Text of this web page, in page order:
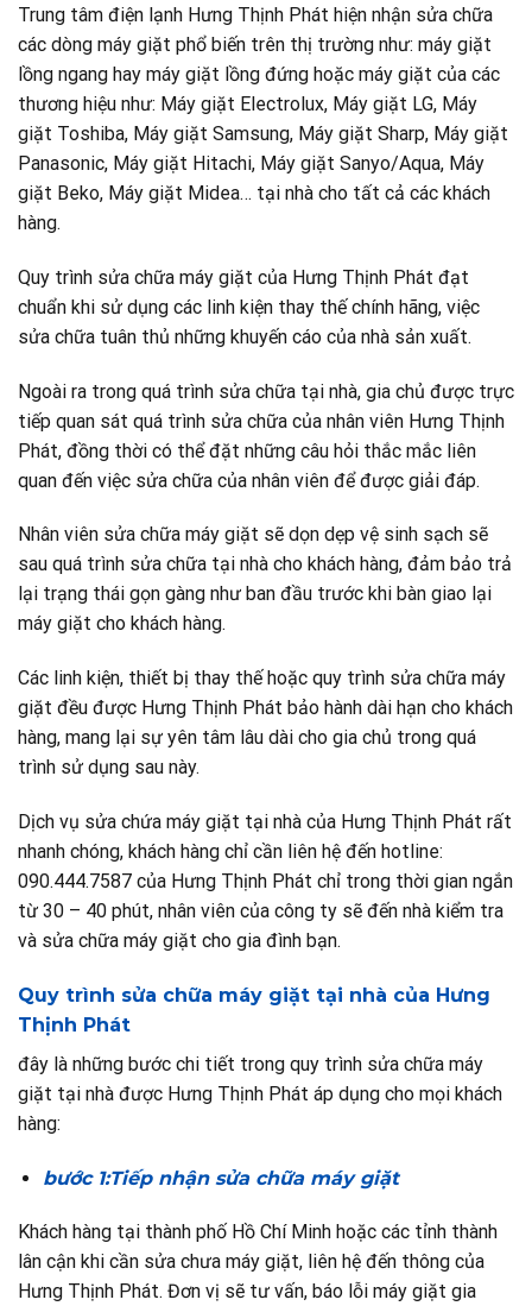
Trung tâm điện lạnh Hưng Thịnh Phát hiện nhận sửa chữa
các dòng máy giặt phổ biến trên thị trường như: máy giặt
lồng ngang hay máy giặt lồng đứng hoặc máy giặt của các
thương hiệu như: Máy giặt Electrolux, Máy giặt LG, Máy
giặt Toshiba, Máy giặt Samsung, Máy giặt Sharp, Máy giặt
Panasonic, Máy giặt Hitachi, Máy giặt Sanyo/Aqua, Máy
giặt Beko, Máy giặt Midea… tại nhà cho tất cả các khách
hàng.
Quy trình sửa chữa máy giặt của Hưng Thịnh Phát đạt
chuẩn khi sử dụng các linh kiện thay thế chính hãng, việc
sửa chữa tuân thủ những khuyến cáo của nhà sản xuất.
Ngoài ra trong quá trình sửa chữa tại nhà, gia chủ được trực
tiếp quan sát quá trình sửa chữa của nhân viên Hưng Thịnh
Phát, đồng thời có thể đặt những câu hỏi thắc mắc liên
quan đến việc sửa chữa của nhân viên để được giải đáp.
Nhân viên sửa chữa máy giặt sẽ dọn dẹp vệ sinh sạch sẽ
sau quá trình sửa chữa tại nhà cho khách hàng, đảm bảo trả
lại trạng thái gọn gàng như ban đầu trước khi bàn giao lại
máy giặt cho khách hàng.
Các linh kiện, thiết bị thay thế hoặc quy trình sửa chữa máy
giặt đều được Hưng Thịnh Phát bảo hành dài hạn cho khách
hàng, mang lại sự yên tâm lâu dài cho gia chủ trong quá
trình sử dụng sau này.
Dịch vụ sửa chứa máy giặt tại nhà của Hưng Thịnh Phát rất
nhanh chóng, khách hàng chỉ cần liên hệ đến hotline:
090.444.7587 của Hưng Thịnh Phát chỉ trong thời gian ngắn
từ 30 – 40 phút, nhân viên của công ty sẽ đến nhà kiểm tra
và sửa chữa máy giặt cho gia đình bạn.
Quy trình sửa chữa máy giặt tại nhà của Hưng
Thịnh Phát
đây là những bước chi tiết trong quy trình sửa chữa máy
giặt tại nhà được Hưng Thịnh Phát áp dụng cho mọi khách
hàng:
bước 1:Tiếp nhận sửa chữa máy giặt
Khách hàng tại thành phố Hồ Chí Minh hoặc các tỉnh thành
lân cận khi cần sửa chưa máy giặt, liên hệ đến thông của
Hưng Thịnh Phát. Đơn vị sẽ tư vấn, báo lỗi máy giặt gia